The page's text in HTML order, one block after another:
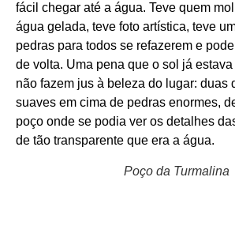
fácil chegar até a água. Teve quem
água gelada, teve foto artística, teve
pedras para todos se refazerem e
de volta. Uma pena que o sol já
não fazem jus à beleza do lugar: duas
suaves em cima de pedras enormes,
poço onde se podia ver os detalhes
de tão transparente que era a água.
Poço da Turmalina